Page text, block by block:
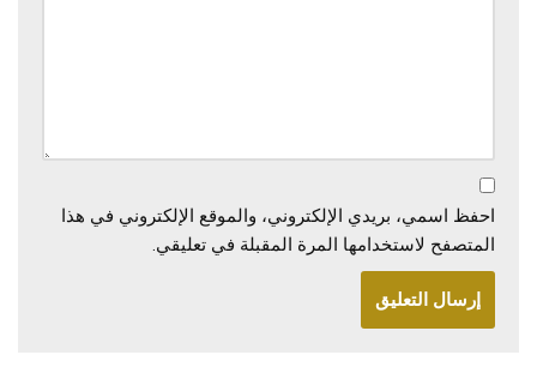
احفظ اسمي، بريدي الإلكتروني، والموقع الإلكتروني في هذا
المتصفح لاستخدامها المرة المقبلة في تعليقي.